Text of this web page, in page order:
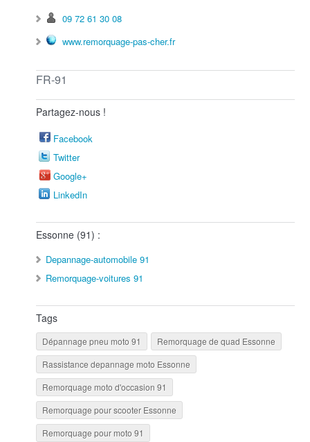
09 72 61 30 08
www.remorquage-pas-cher.fr
FR-91
Partagez-nous !
Facebook
Twitter
Google+
LinkedIn
Essonne (91) :
Depannage-automobile 91
Remorquage-voitures 91
Tags
Dépannage pneu moto 91
Remorquage de quad Essonne
Rassistance depannage moto Essonne
Remorquage moto d'occasion 91
Remorquage pour scooter Essonne
Remorquage pour moto 91